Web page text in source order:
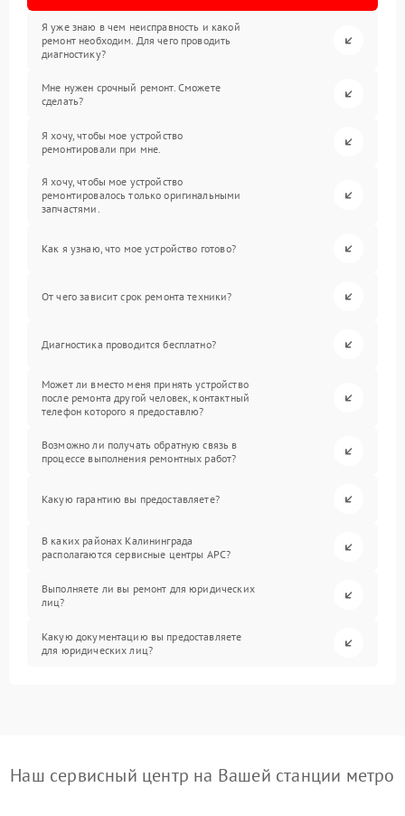
Я уже знаю в чем неисправность и какой
ремонт необходим. Для чего проводить
диагностику?
Мне нужен срочный ремонт. Сможете
сделать?
Я хочу, чтобы мое устройство
ремонтировали при мне.
Я хочу, чтобы мое устройство
ремонтировалось только оригинальными
запчастями.
Как я узнаю, что мое устройство готово?
От чего зависит срок ремонта техники?
Диагностика проводится бесплатно?
Может ли вместо меня принять устройство
после ремонта другой человек, контактный
телефон которого я предоставлю?
Возможно ли получать обратную связь в
процессе выполнения ремонтных работ?
Какую гарантию вы предоставляете?
В каких районах Калининграда
располагаются сервисные центры APC?
Выполняете ли вы ремонт для юридических
лиц?
Какую документацию вы предоставляете
для юридических лиц?
Наш сервисный центр на Вашей станции метро